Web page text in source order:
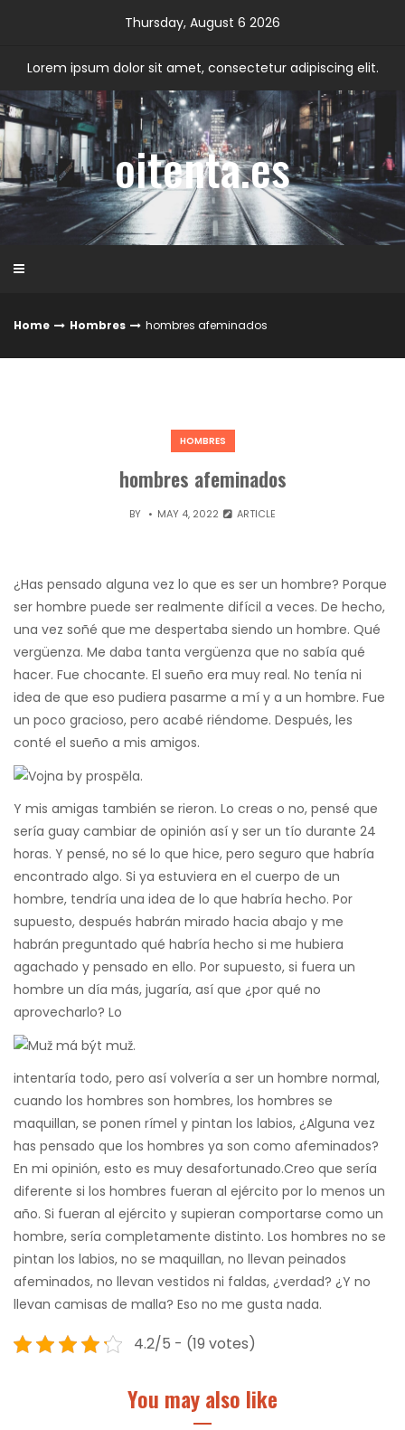
Thursday, August 6 2026
Lorem ipsum dolor sit amet, consectetur adipiscing elit.
oitenta.es
Home Hombres hombres afeminados
HOMBRES
hombres afeminados
BY MAY 4, 2022 ARTICLE
¿Has pensado alguna vez lo que es ser un hombre? Porque
ser hombre puede ser realmente difícil a veces. De hecho,
una vez soñé que me despertaba siendo un hombre. Qué
vergüenza. Me daba tanta vergüenza que no sabía qué
hacer. Fue chocante. El sueño era muy real. No tenía ni
idea de que eso pudiera pasarme a mí y a un hombre. Fue
un poco gracioso, pero acabé riéndome. Después, les
conté el sueño a mis amigos.
Y mis amigas también se rieron. Lo creas o no, pensé que
sería guay cambiar de opinión así y ser un tío durante 24
horas. Y pensé, no sé lo que hice, pero seguro que habría
encontrado algo. Si ya estuviera en el cuerpo de un
hombre, tendría una idea de lo que habría hecho. Por
supuesto, después habrán mirado hacia abajo y me
habrán preguntado qué habría hecho si me hubiera
agachado y pensado en ello. Por supuesto, si fuera un
hombre un día más, jugaría, así que ¿por qué no
aprovecharlo? Lo
intentaría todo, pero así volvería a ser un hombre normal,
cuando los hombres son hombres, los hombres se
maquillan, se ponen rímel y pintan los labios, ¿Alguna vez
has pensado que los hombres ya son como afeminados?
En mi opinión, esto es muy desafortunado.Creo que sería
diferente si los hombres fueran al ejército por lo menos un
año. Si fueran al ejército y supieran comportarse como un
hombre, sería completamente distinto. Los hombres no se
pintan los labios, no se maquillan, no llevan peinados
afeminados, no llevan vestidos ni faldas, ¿verdad? ¿Y no
llevan camisas de malla? Eso no me gusta nada.
4.2/5 - (19 votes)
You may also like